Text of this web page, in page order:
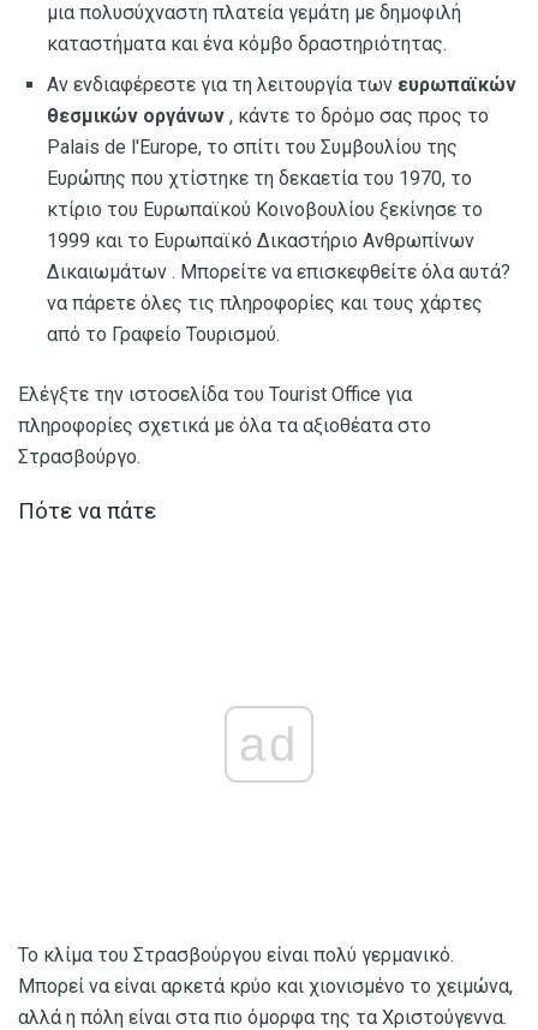
μια πολυσύχναστη πλατεία γεμάτη με δημοφιλή
καταστήματα και ένα κόμβο δραστηριότητας.
Αν ενδιαφέρεστε για τη λειτουργία των ευρωπαϊκών
θεσμικών οργάνων , κάντε το δρόμο σας προς το
Palais de l'Europe, το σπίτι του Συμβουλίου της
Ευρώπης που χτίστηκε τη δεκαετία του 1970, το
κτίριο του Ευρωπαϊκού Κοινοβουλίου ξεκίνησε το
1999 και το Ευρωπαϊκό Δικαστήριο Ανθρωπίνων
Δικαιωμάτων . Μπορείτε να επισκεφθείτε όλα αυτά?
να πάρετε όλες τις πληροφορίες και τους χάρτες
από το Γραφείο Τουρισμού.
Ελέγξτε την ιστοσελίδα του Tourist Office για
πληροφορίες σχετικά με όλα τα αξιοθέατα στο
Στρασβούργο.
Πότε να πάτε
ad
Το κλίμα του Στρασβούργου είναι πολύ γερμανικό.
Μπορεί να είναι αρκετά κρύο και χιονισμένο το χειμώνα,
αλλά η πόλη είναι στα πιο όμορφα της τα Χριστούγεννα.